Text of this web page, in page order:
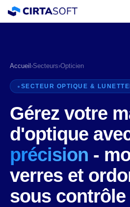
Accueil ›Secteurs›Opticien
SECTEUR OPTIQUE &
Gérez votre
d'optique
précision -
verres et
sous contrôle